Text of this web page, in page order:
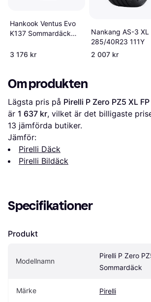
Hankook Ventus Evo
K137 Sommardäck
3 176 kr
Nankang AS-3 XL
285/40R23 111Y
2 007 kr
Om produkten
Lägsta pris på Pirelli P Zero PZ5 XL
är 1 637 kr
13 jämförda butiker.
Jämför:
Pirelli Däck
Pirelli Bildäck
Specifikationer
Produkt
Modellnamn
Pirelli P Zero
Sommardäck
Märke Pirelli